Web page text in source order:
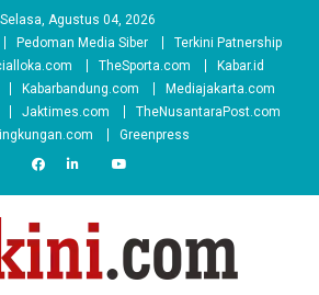
Selasa, Agustus 04, 2026
Pedoman Media Siber
Terkini Patnership
TheSporta.com
Kabar.id
Kabarbandung.com
Mediajakarta.com
Jaktimes.com
TheNusantaraPost.com
Greenpress